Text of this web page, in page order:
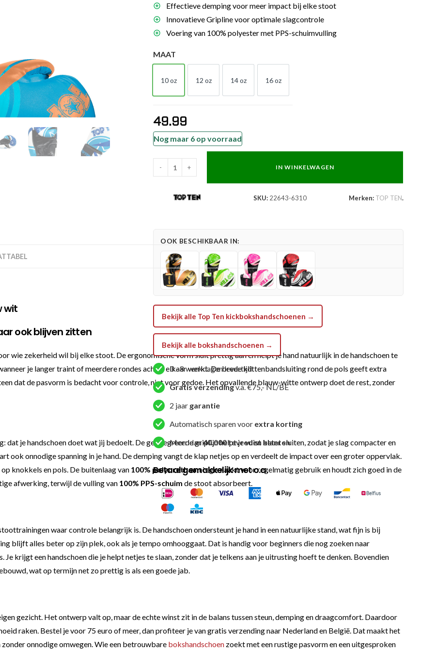
trapkussens
Effectieve demping voor meer impact bij elke stoot
Innovatieve Gripline voor optimale slagcontrole
Voering van 100% polyester met PPS-schuimvulling
MAAT
10 oz
10 OZ
12 oz
12 OZ
14 oz
14 OZ
16 oz
16 OZ
49.99
Nog maar 6 op voorraad
Bokshandschoen
Blauw
Wit
- + IN WINKELWAGEN
SKU: 22643-6310 Merken: TOP TEN.
OOK BESCHIKBAAR IN:
Bekijk alle Top Ten kickbokshandschoenen →
Bekijk alle bokshandschoenen →
3 - 8 werkdagen levertijd
Gratis verzendingv.a. €75,- NL/BE
2 jaar garantie
Automatisch sparen voor extra korting
Meer dan40.000 tevreden klanten
Betaal gemakkelijk met o.a.
wit
ook blijven zitten
wie zekerheid wil bij elke stoot. De ergonomische vorm sluit prettig aan en helpt je hand natuurlijk in de handschoen te
je langer traint of meerdere rondes achter elkaar werkt. De brede klittenbandsluiting rond de pols geeft extra
dat de pasvorm is bedacht voor controle, niet voor gedoe. Het opvallende blauw-witte ontwerp doet de rest, zonder
dat je handschoen doet wat jij bedoelt. De geïntegreerde griplijn helpt je vuist beter sluiten, zodat je slag compacter en
ook onnodige spanning in je hand. De demping vangt de klap netjes op en verdeelt de impact over een groter oppervlak.
knokkels en pols. De buitenlaag van 100% polyurethaanis gemaakt voor regelmatig gebruik en houdt zich goed in de
afwerking, terwijl de vulling van 100% PPS-schuim de stoot absorbeert.
waar controle belangrijk is. De handschoen ondersteunt je hand in een natuurlijke stand, wat fijn is bij
blijft alles beter op zijn plek, ook als je tempo omhooggaat. Dat is handig voor beginners die nog zoeken naar
krijgt een handschoen die je helpt netjes te slaan, zonder dat je telkens aan je uitrusting hoeft te denken. Bovendien
wat op termijn net zo prettig is als een goede jab.
gezicht. Het ontwerp valt op, maar de echte winst zit in de balans tussen steun, demping en draagcomfort. Daardoor
raken. Bestel je voor 75 euro of meer, dan profiteer je van gratis verzending naar Nederland en België. Dat maakt het
onnodige omwegen. Wie een betrouwbare bokshandschoen zoekt met een rustige pasvorm en een uitgesproken